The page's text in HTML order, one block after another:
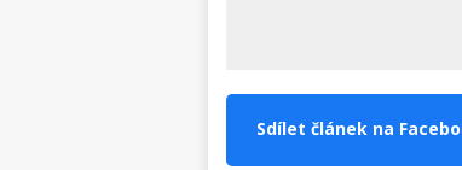
Sdílet článek na